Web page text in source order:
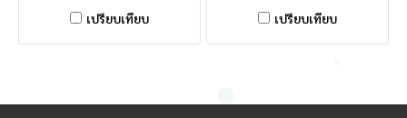
เปรียบเทียบ
เปรียบเทียบ